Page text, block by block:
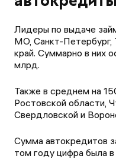
Лидеры по выдаче
МО, Санкт-Петербург,
край. Суммарно в них
млрд.
Также в среднем на
Ростовской области,
Свердловской и
Сумма автокредитов
том году цифра была